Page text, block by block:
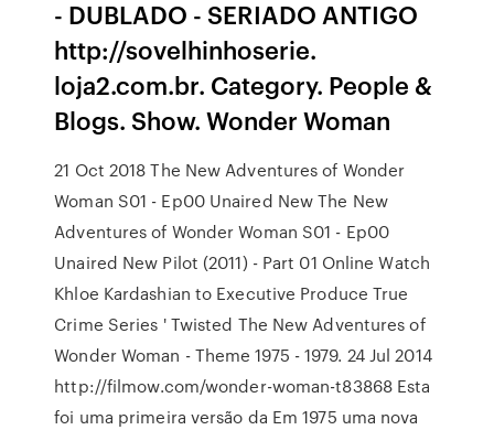
- DUBLADO - SERIADO ANTIGO
http://sovelhinhoserie.
loja2.com.br. Category. People &
Blogs. Show. Wonder Woman
21 Oct 2018 The New Adventures of Wonder
Woman S01 - Ep00 Unaired New The New
Adventures of Wonder Woman S01 - Ep00
Unaired New Pilot (2011) - Part 01 Online Watch
Khloe Kardashian to Executive Produce True
Crime Series ' Twisted The New Adventures of
Wonder Woman - Theme 1975 - 1979. 24 Jul 2014
http://filmow.com/wonder-woman-t83868 Esta
foi uma primeira versão da Em 1975 uma nova